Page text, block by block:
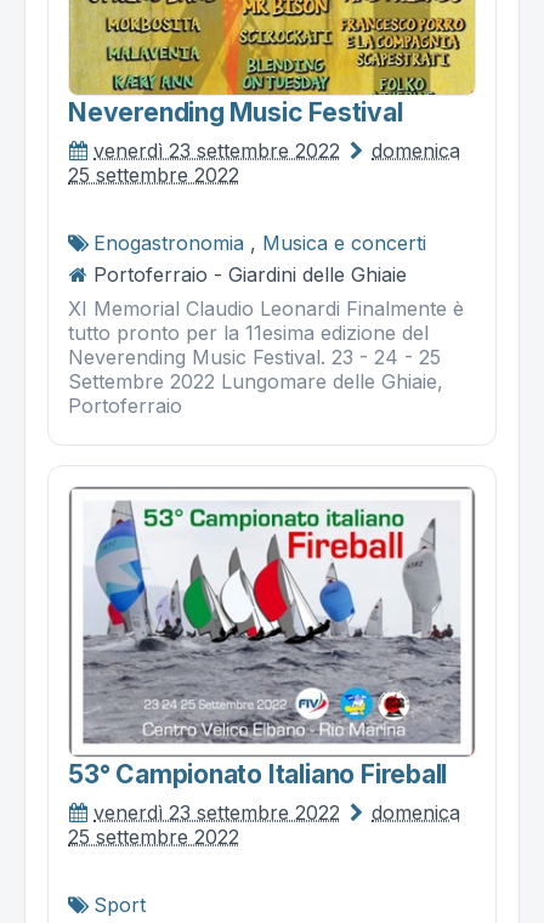
Neverending Music Festival
venerdì 23 settembre 2022
domenica
25 settembre 2022
Enogastronomia , Musica e concerti
Portoferraio - Giardini delle Ghiaie
XI Memorial Claudio Leonardi Finalmente è
tutto pronto per la 11esima edizione del
Neverending Music Festival. 23 - 24 - 25
Settembre 2022 Lungomare delle Ghiaie,
Portoferraio
53° Campionato Italiano Fireball
venerdì 23 settembre 2022
domenica
25 settembre 2022
Sport